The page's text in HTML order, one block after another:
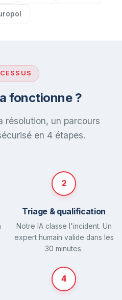
fonctionne ?
résolution, un parcours
en 4 étapes.
2
Triage & qualification
Notre IA classe l'incident. Un
expert humain valide dans les
30 minutes.
4